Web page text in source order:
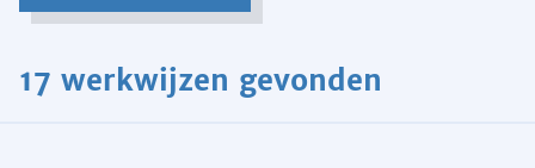
17 werkwijzen gevonden